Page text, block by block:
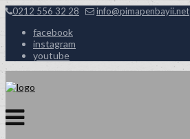
0212 556 32 28 info@pimapenbayii.net
facebook
instagram
youtube